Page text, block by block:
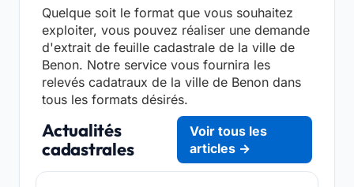
Quelque soit le format que vous souhaitez
exploiter, vous pouvez réaliser une demande
d'extrait de feuille cadastrale de la ville de
Benon. Notre service vous fournira les
relevés cadatraux de la ville de Benon dans
tous les formats désirés.
Actualités
cadastrales
Voir tous les
articles →